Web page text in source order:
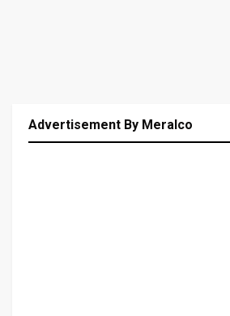
Advertisement By Meralco